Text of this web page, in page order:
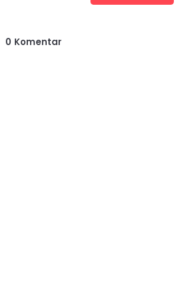
0 Komentar